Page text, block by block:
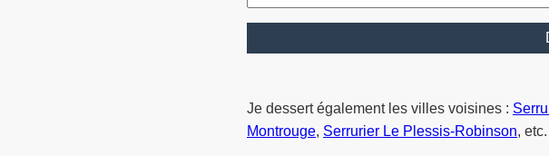
Je dessert également les villes voisines :
Montrouge, Serrurier Le Plessis-Robinson, etc.